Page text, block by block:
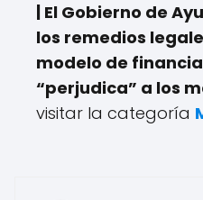
| El Gobierno de
los remedios
modelo de
“perjudica” a los
visitar la categoría